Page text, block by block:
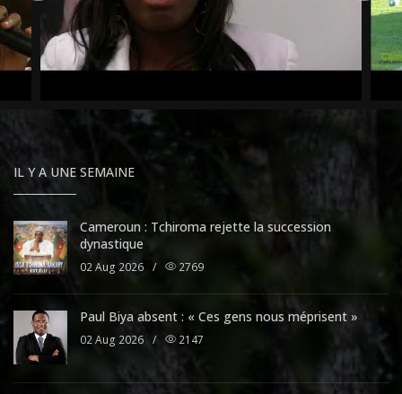
IL Y A UNE SEMAINE
Cameroun : Tchiroma rejette la succession
dynastique
02 Aug 2026 / 2769
Paul Biya absent : « Ces gens nous méprisent »
02 Aug 2026 / 2147